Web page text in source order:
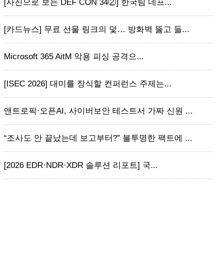
[사진으로 보는 DEF CON 34②] 한국팀 데프...
[카드뉴스] 무료 선물 링크의 덫… 방화벽 뚫고 들...
Microsoft 365 AitM 악용 피싱 공격으...
[ISEC 2026] 대미를 장식할 컨퍼런스 주제는...
앤트로픽·오픈AI, 사이버보안 테스트서 가짜 신원 ...
“조사도 안 끝났는데 보고부터?” 불투명한 팩트에 ...
[2026 EDR·NDR·XDR 솔루션 리포트] 국...